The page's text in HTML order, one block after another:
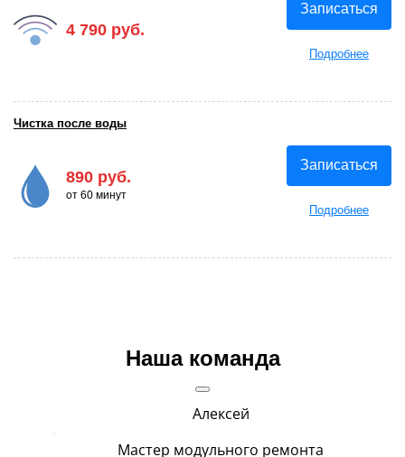
4 790 руб.
Записаться
Подробнее
890 руб.
от 60 минут
Записаться
Подробнее
Чистка после воды
Наша команда
Алексей
Мастер модульного ремонта